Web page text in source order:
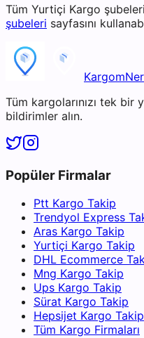
Tüm Yurtiçi Kargo
şubeleri sayfasını
Tüm kargolarınızı tek bir
bildirimler alın.
Popüler Firmalar
Ptt Kargo Takip
Trendyol Express
Aras Kargo Takip
Yurtiçi Kargo Takip
DHL Ecommerce
Mng Kargo Takip
Ups Kargo Takip
Sürat Kargo Takip
Hepsijet Kargo Takip
Tüm Kargo Firmaları